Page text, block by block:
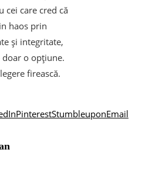
cei care cred că
haos prin
și integritate,
doar o opțiune.
firească.
PinterestStumbleuponEmail